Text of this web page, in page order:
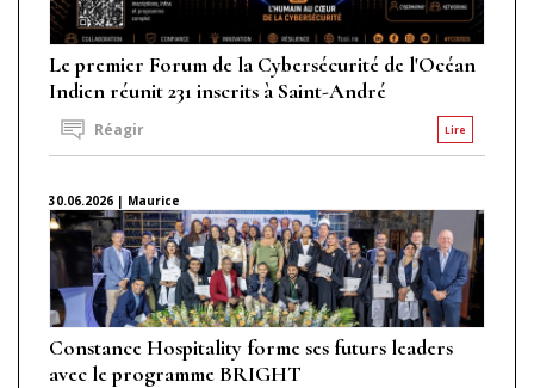
Le premier Forum de la Cybersécurité de l'Océan
Indien réunit 231 inscrits à Saint-André
Lire
Réagir
30.06.2026 | Maurice
Constance Hospitality forme ses futurs leaders
avec le programme BRIGHT